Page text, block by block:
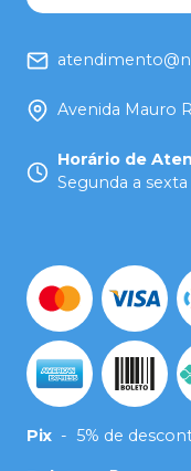
Avenida Mauro
Horário de
Segunda a
Pix - 5% de